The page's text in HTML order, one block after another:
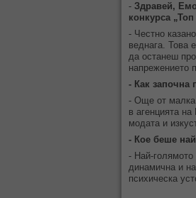
- Здравей,
конкурса
- Честно
веднага. Това
да останеш
напрежението
- Как започна
- Още от малка
в агенцията
модата и
- Кое беше
- Най-голямото
динамична и
психическа